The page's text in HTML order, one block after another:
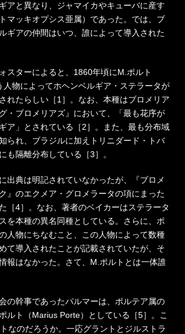
アと異なり、ジャマイカやキューバに産す
マッキオプシス亜属）であった。では、ブ
ギアの仲間はいつ、誰によって導入された
スターによると、1860年頃にM.ポルト
人物によってホヘンベルギア・ステラータが
れたらしい［1］。なお、本種はブロメリア
・ブロメリアズ』において、「最も花序が
ア」とされている［2］。また、最も分布域
られ、ブラジルに加えトリニダード・トバ
も隔離分布している［3］。
出典は明記されていなかったが、『ブロメ
』のエクメア・グロメラータの項にまった
［4］。なお、著者のベイカーはステラータ
を本種の異名同種としている。さらに、ポ
人物にちなむこと、この人物によって数種
て導入されたことが記載されていたが、そ
報はなかった。さて、M.ポルトとは一体誰
の幹事であったパルマーは、ポルテア属の
ルト（Marius Porte）としている［5］。こ
なのだろうか。一応グラントとジルストラ